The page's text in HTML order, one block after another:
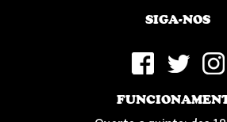
SIGA-NOS